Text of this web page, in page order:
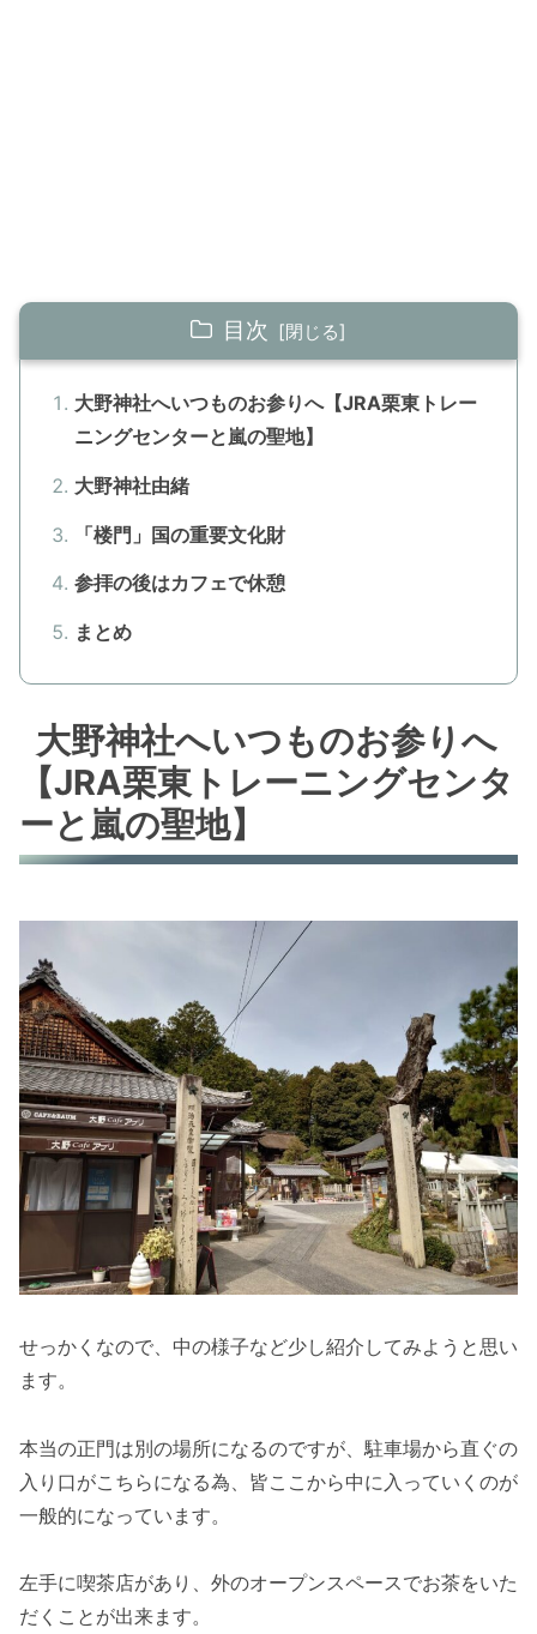
目次
大野神社へいつものお参りへ【JRA栗東トレー
ニングセンターと嵐の聖地】
大野神社由緒
「楼門」国の重要文化財
参拝の後はカフェで休憩
まとめ
大野神社へいつものお参りへ
【JRA栗東トレーニングセンタ
ーと嵐の聖地】
せっかくなので、中の様子など少し紹介してみようと思い
ます。
本当の正門は別の場所になるのですが、駐車場から直ぐの
入り口がこちらになる為、皆ここから中に入っていくのが
一般的になっています。
左手に喫茶店があり、外のオープンスペースでお茶をいた
だくことが出来ます。